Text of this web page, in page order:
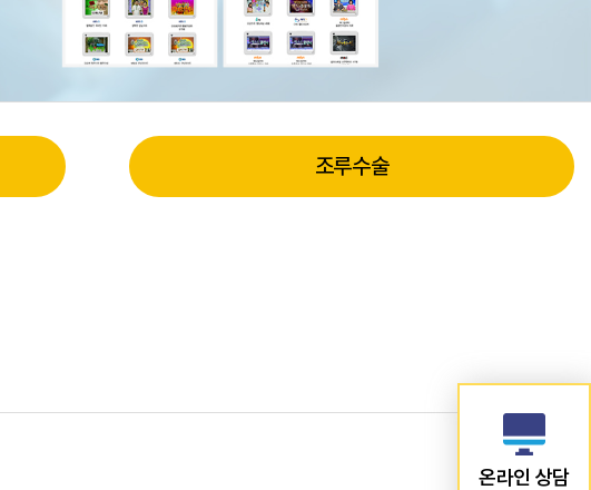
조루수술
온라인 상담